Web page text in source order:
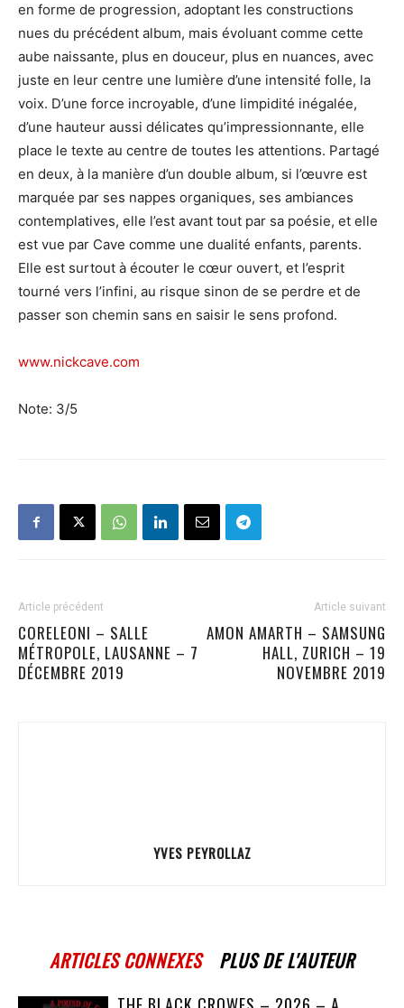
en forme de progression, adoptant les constructions
nues du précédent album, mais évoluant comme cette
aube naissante, plus en douceur, plus en nuances, avec
juste en leur centre une lumière d’une intensité folle, la
voix. D’une force incroyable, d’une limpidité inégalée,
d’une hauteur aussi délicates qu’impressionnante, elle
place le texte au centre de toutes les attentions. Partagé
en deux, à la manière d’un double album, si l’œuvre est
marquée par ses nappes organiques, ses ambiances
contemplatives, elle l’est avant tout par sa poésie, et elle
est vue par Cave comme une dualité enfants, parents.
Elle est surtout à écouter le cœur ouvert, et l’esprit
tourné vers l’infini, au risque sinon de se perdre et de
passer son chemin sans en saisir le sens profond.
www.nickcave.com
Note: 3/5
Article précédent
CORELEONI – SALLE
MÉTROPOLE, LAUSANNE – 7
DÉCEMBRE 2019
Article suivant
AMON AMARTH – SAMSUNG
HALL, ZURICH – 19
NOVEMBRE 2019
YVES PEYROLLAZ
ARTICLES CONNEXES PLUS DE L'AUTEUR